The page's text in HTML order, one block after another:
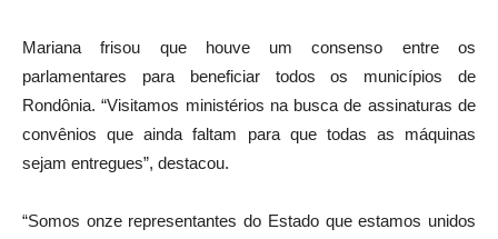
Mariana frisou que houve um consenso entre os
parlamentares para beneficiar todos os municípios de
Rondônia. “Visitamos ministérios na busca de assinaturas de
convênios que ainda faltam para que todas as máquinas
sejam entregues”, destacou.
“Somos onze representantes do Estado que estamos unidos